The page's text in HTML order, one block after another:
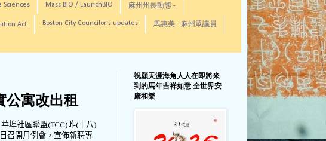
Sciences Mass BIO / LaunchBIO 麻州州長動態 -
Act Boston City Councilor's updates 馬惠美 - 麻州眾議員
公寓改出租
華埠社區聯盟(TCC) 昨(十八)
日召開月例會，宣佈新聘專
祝願天涯海角人人在即將來
到的馬年吉祥如意 全世界安
康和樂